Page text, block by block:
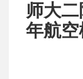
师大
年航